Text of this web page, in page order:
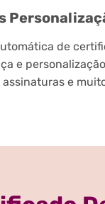
de
e
assinaturas e